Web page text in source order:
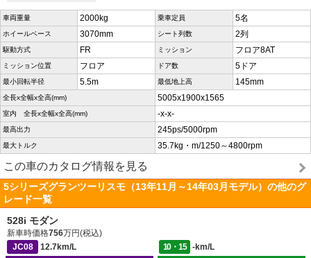
車両重量 2000kg 乗車定員 5名
ホイールベース 3070mm シート列数 2列
駆動方式 FR ミッション フロア8AT
ミッション位置 フロア ドア数 5ドア
最小回転半径 5.5m 最低地上高 145mm
全長x全幅x全高(mm) 5005x1900x1565
室内 全長x全幅x全高(mm) -x-x-
最高出力 245ps/5000rpm
最大トルク 35.7kg・m/1250～4800rpm
この車のカタログ情報を見る
5シリーズグランツーリスモ（13年11月～14年03月モデル）の他のグ
レード一覧
528i モダン
新車時価格756万円(税込)
JC08
12.7km/L 10・15
-km/L